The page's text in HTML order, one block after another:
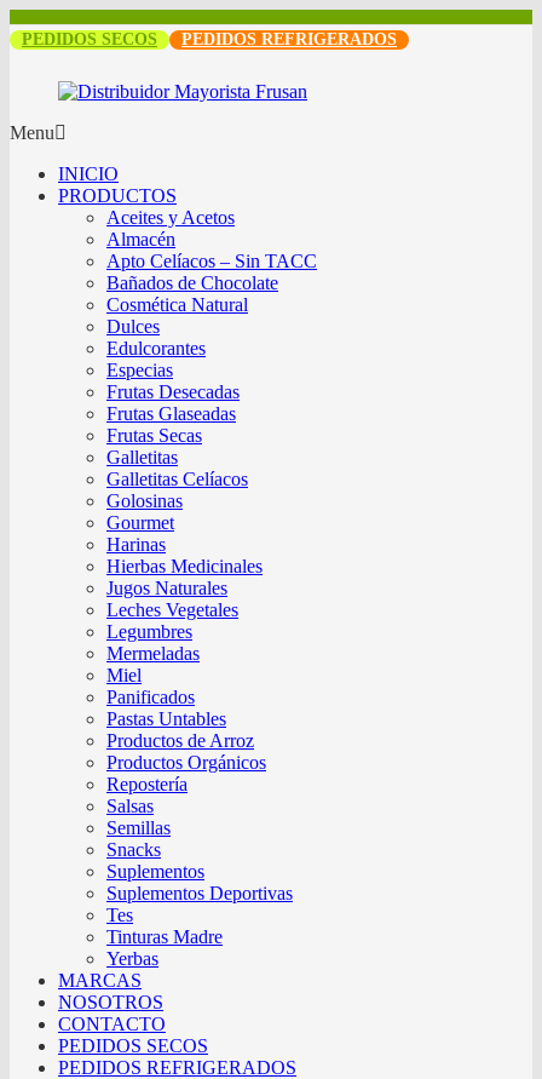
PEDIDOS SECOS PEDIDOS REFRIGERADOS
Menu
INICIO
PRODUCTOS
Aceites y Acetos
Almacén
Apto Celíacos – Sin TACC
Bañados de Chocolate
Cosmética Natural
Dulces
Edulcorantes
Especias
Frutas Desecadas
Frutas Glaseadas
Frutas Secas
Galletitas
Galletitas Celíacos
Golosinas
Gourmet
Harinas
Hierbas Medicinales
Jugos Naturales
Leches Vegetales
Legumbres
Mermeladas
Miel
Panificados
Pastas Untables
Productos de Arroz
Productos Orgánicos
Repostería
Salsas
Semillas
Snacks
Suplementos
Suplementos Deportivas
Tes
Tinturas Madre
Yerbas
MARCAS
NOSOTROS
CONTACTO
PEDIDOS SECOS
PEDIDOS REFRIGERADOS